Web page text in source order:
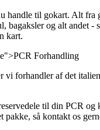
handle til gokart. Alt fra
bagaksler og alt andet -
kart.
Forhandling
vi forhandler af det
til din PCR og
pakke, så kontakt os